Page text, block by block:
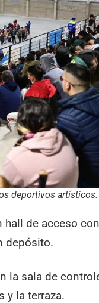
deportivos artísticos.
de acceso
depósito.
la sala de
y la terraza.